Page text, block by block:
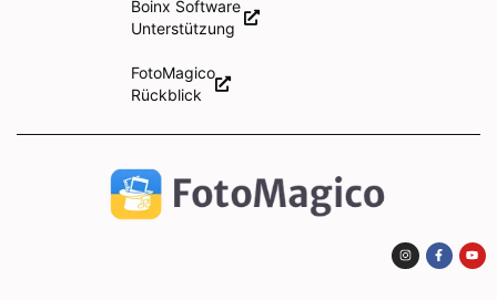
Boinx Software
Unterstützung
FotoMagico
Rückblick